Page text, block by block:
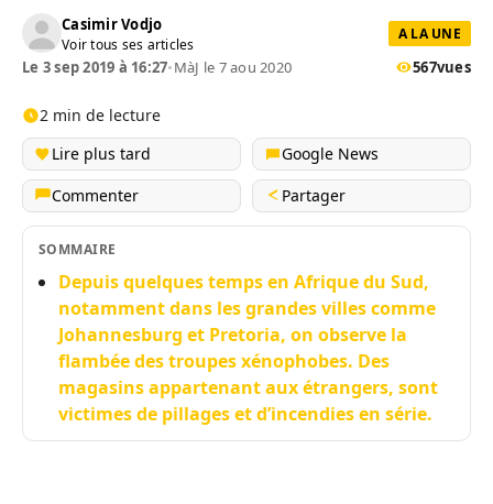
Casimir Vodjo
Voir tous ses articles
A LA UNE
Le 3 sep 2019 à 16:27•MàJ le 7 aou 2020 567vues
2 min de lecture
Lire plus tard
Google News
Commenter
Partager
SOMMAIRE
Depuis quelques temps en Afrique du Sud,
notamment dans les grandes villes comme
Johannesburg et Pretoria, on observe la
flambée des troupes xénophobes. Des
magasins appartenant aux étrangers, sont
victimes de pillages et d’incendies en série.